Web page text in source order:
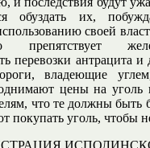
обуздать их,
своей
препятствует
перевозки антрацита и
владеющие
цены на
что те должны быть
покупать уголь, чтобы